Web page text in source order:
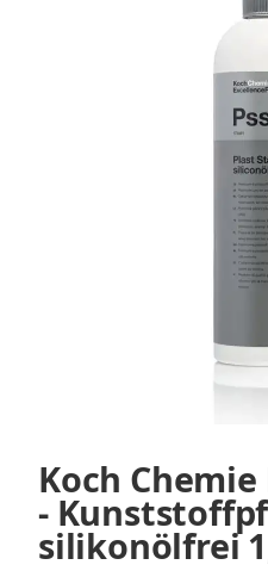
Koch Chemie
-
silikonölfrei